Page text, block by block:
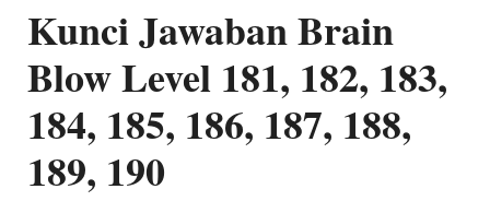
Kunci Jawaban Brain
Blow Level 181, 182, 183,
184, 185, 186, 187, 188,
189, 190